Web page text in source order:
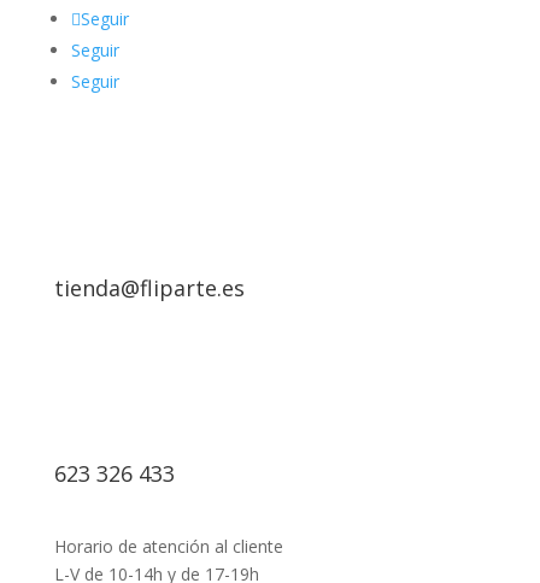
Seguir
Seguir
Seguir
tienda@fliparte.es
623 326 433
Horario de atención al cliente
L-V de 10-14h y de 17-19h